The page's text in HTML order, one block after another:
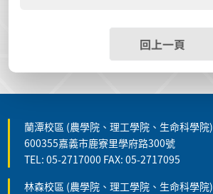
回上一頁
蘭潭校區 (農學院、理工學院、生命科學院)
600355嘉義市鹿寮里學府路300號
TEL: 05-2717000 FAX: 05-2717095
林森校區 (農學院、理工學院、生命科學院)